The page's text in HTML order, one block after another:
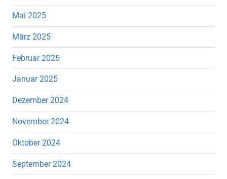
Mai 2025
März 2025
Februar 2025
Januar 2025
Dezember 2024
November 2024
Oktober 2024
September 2024